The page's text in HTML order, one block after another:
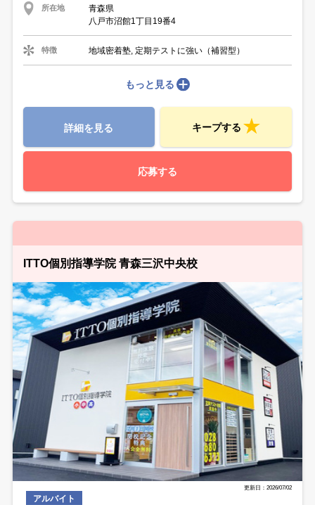
所在地
青森県
八戸市沼館1丁目19番4
特徴 地域密着塾, 定期テストに強い（補習型）
もっと見る
詳細を見る キープする
応募する
ITTO個別指導学院 青森三沢中央校
更新日：2026/07/02
アルバイト